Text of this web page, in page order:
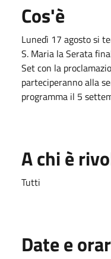
Cos'è
Lunedì 17 agosto si
S. Maria la Serata
Set con la
parteciperanno alla
programma il 5
A chi è
Tutti
Date e